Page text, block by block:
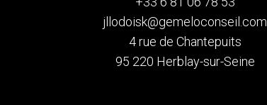
jllodoisk@gemeloconseil.com
4 rue de Chantepuits
95 220 Herblay-sur-Seine